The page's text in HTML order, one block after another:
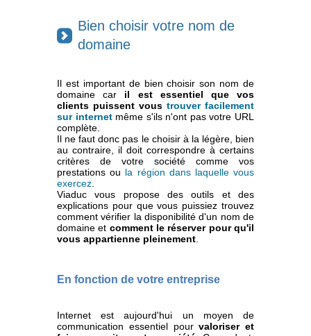
Bien choisir votre nom de
domaine
Il est important de bien choisir son nom de
domaine car il est essentiel que vos
clients puissent vous trouver facilement
sur internetmême s'ils n'ont pas votre URL
complète.
Il ne faut donc pas le choisir à la légère, bien
au contraire, il doit correspondre à certains
critères de votre société comme vos
prestations ou la région dans laquelle vous
exercez
Viaduc vous propose des outils et des
explications pour que vous puissiez trouvez
comment vérifier la disponibilité d'un nom de
domaine et comment le réserver pour qu'il
vous appartienne pleinement
En fonction de votre entreprise
Internet est aujourd'hui un moyen de
communication essentiel pourvaloriser et